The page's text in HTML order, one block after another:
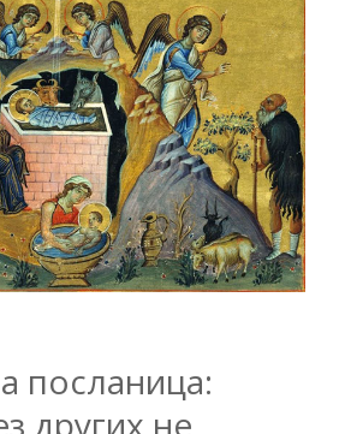
посланица:
других не